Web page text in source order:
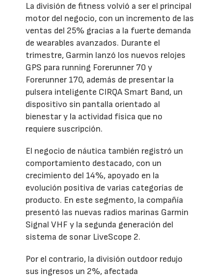
La división de fitness volvió a ser el principal
motor del negocio, con un incremento de las
ventas del 25% gracias a la fuerte demanda
de wearables avanzados. Durante el
trimestre, Garmin lanzó los nuevos relojes
GPS para running Forerunner 70 y
Forerunner 170, además de presentar la
pulsera inteligente CIRQA Smart Band, un
dispositivo sin pantalla orientado al
bienestar y la actividad física que no
requiere suscripción.
El negocio de náutica también registró un
comportamiento destacado, con un
crecimiento del 14%, apoyado en la
evolución positiva de varias categorías de
producto. En este segmento, la compañía
presentó las nuevas radios marinas Garmin
Signal VHF y la segunda generación del
sistema de sonar LiveScope 2.
Por el contrario, la división outdoor redujo
sus ingresos un 2%, afectada